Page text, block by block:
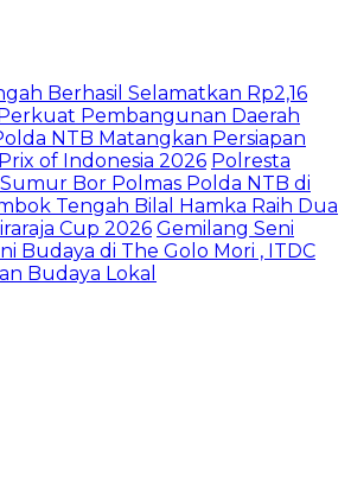
Berhasil Selamatkan Rp2,16
Pembangunan Daerah
NTB Matangkan Persiapan
of Indonesia 2026 Polresta
Bor Polmas Polda NTB di
Tengah Bilal Hamka Raih Dua
Cup 2026 Gemilang Seni
Budaya di The Golo Mori , ITDC
Budaya Lokal